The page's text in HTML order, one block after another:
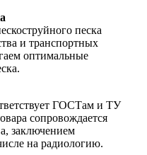
песка
и транспортных
оптимальные
ГОСТам и ТУ
сопровождается
заключением
на радиологию.